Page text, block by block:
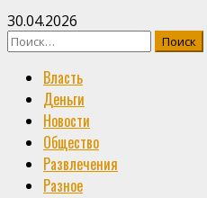
30.04.2026
Найти:
Власть
Деньги
Новости
Общество
Развлечения
Разное